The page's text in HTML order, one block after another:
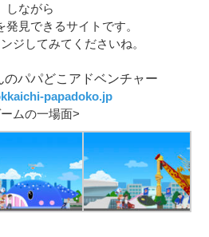
しながら
発見できるサイトです。
ジしてみてくださいね。
のパパどこアドベンチャー
papadoko.jp
ムの一場面>